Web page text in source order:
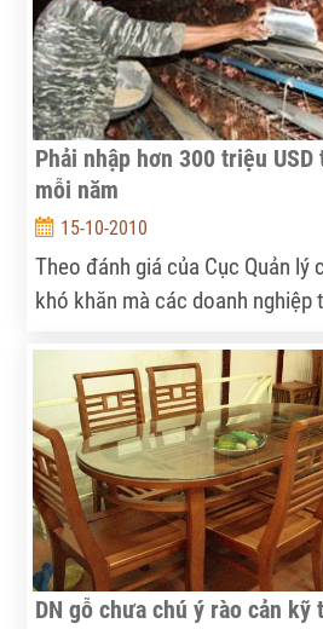
khẩu phục hồi, mà nguyên nhân
chính rào cản nội tại: thiếu
Phải nhập hơn 300 triệu
mỗi năm
15-10-2010
Theo đánh giá của Cục Quản lý
khó khăn mà các doanh nghiệp
nghiệp mạng lưới để hỗ trợ cho
chăn nuôi như ngành công
liệu thô cũng như công nghiệp
DN gỗ chưa chú ý rào cản kỹ